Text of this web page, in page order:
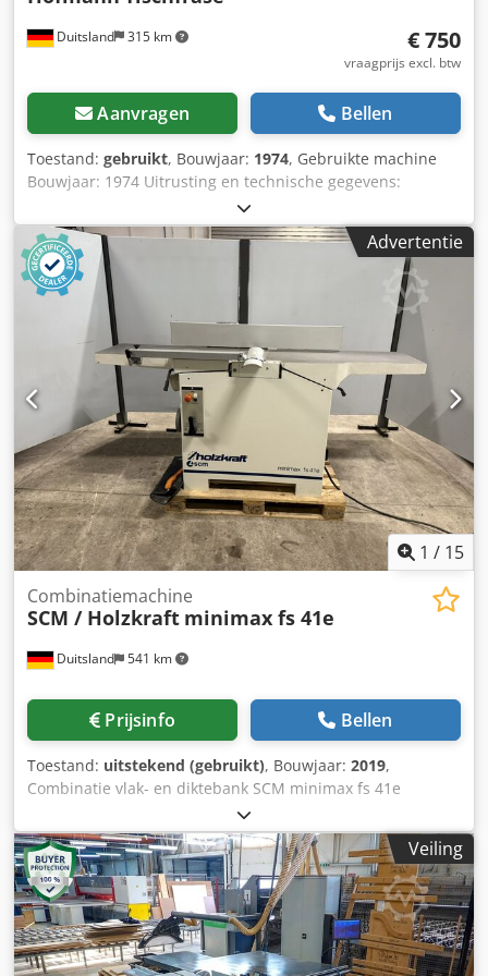
Duitsland 315 km € 750
vraagprijs excl. btw
Aanvragen Bellen
Toestand: gebruikt, Bouwjaar: 1974, Gebruikte machine
Bouwjaar: 1974 Uitrusting en technische gegevens:
Spindeldiameter: 30 mm 6 spindelsnelheden:
3.000/4.000/5.000/6.000/8.000/10.000 tpm Dwodpfxow I
Uris Aqrja Machine heeft geen motorrem en kan daarom
alleen als onderdelenleverancier verkocht worden!
Beschikbaarheid: op korte termijn Locatie: Flörsheim
Advertentie
1 / 15
Duitsland 541 km
Combinatiemachine
SCM / Holzkraft minimax fs 41e
Prijsinfo Bellen
Toestand: uitstekend (gebruikt), Bouwjaar: 2019,
Combinatie vlak- en diktebank SCM minimax fs 41e
Bouwjaar 2019 Vermogen aandrijfmotor 5 kW
Aansluitspanning 400 V Netfrequentie 50 Hz Bankmesas
met TERSA-type – 4 bankmessen Toerental 5200 min⁻¹
Bankbreedte max. 410 mm Voorwaartssnelheid 6 / 12
m/min Afzuigaansluiting 2, diameter 120 mm Vlakbank
Invoertafel, lengte 1034 mm Spaanafname max. 5 mm
Afmetingen en gewichten, lengte ca. 2000 mm
Breedte/diepte ca. 1110 mm Hoogte ca. 1115 mm Gewicht
Veiling